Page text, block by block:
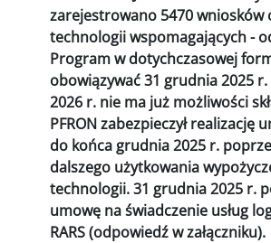
zarejestrowano 5470 wniosków
technologii wspomagających -
Program w dotychczasowej
obowiązywać 31 grudnia 2025
2026 r. nie ma już możliwości
PFRON zabezpieczył realizację
do końca grudnia 2025 r.
dalszego użytkowania
technologii. 31 grudnia 2025 r.
umowę na świadczenie usług
RARS (odpowiedź w załączniku).